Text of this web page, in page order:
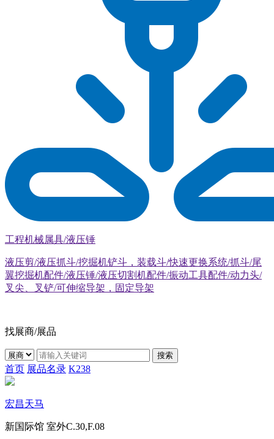
工程机械属具/液压锤
液压剪/液压抓斗/挖掘机铲斗，装载斗/快速更换系统/抓斗/尾
翼挖掘机配件/液压锤/液压切割机配件/振动工具配件/动力头/
叉尖、叉铲/可伸缩导架，固定导架
找展商/展品
搜索
首页 展品名录 K238
宏昌天马
新国际馆 室外C.30,F.08